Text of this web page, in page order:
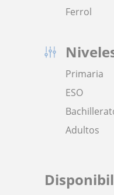
Ferrol
Primaria
ESO
Adultos